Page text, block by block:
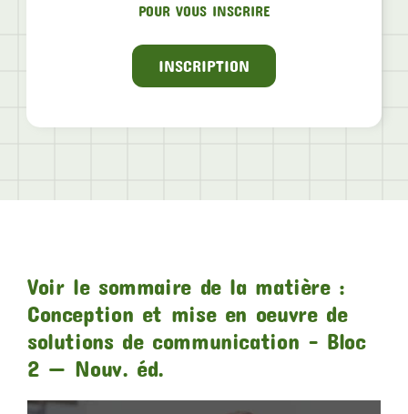
POUR VOUS INSCRIRE
INSCRIPTION
Voir le sommaire de la matière :
Conception et mise en oeuvre de
solutions de communication – Bloc
2 — Nouv. éd.